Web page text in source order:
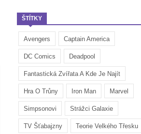
ŠTÍTKY
Avengers Captain America
DC Comics Deadpool
Fantastická Zvířata A Kde Je Najít
Hra O Trůny Iron Man Marvel
Simpsonovi Strážci Galaxie
TV Šťabajzny Teorie Velkého Třesku